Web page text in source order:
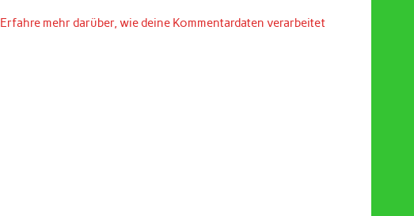
Erfahre mehr darüber, wie deine Kommentardaten verarbeitet